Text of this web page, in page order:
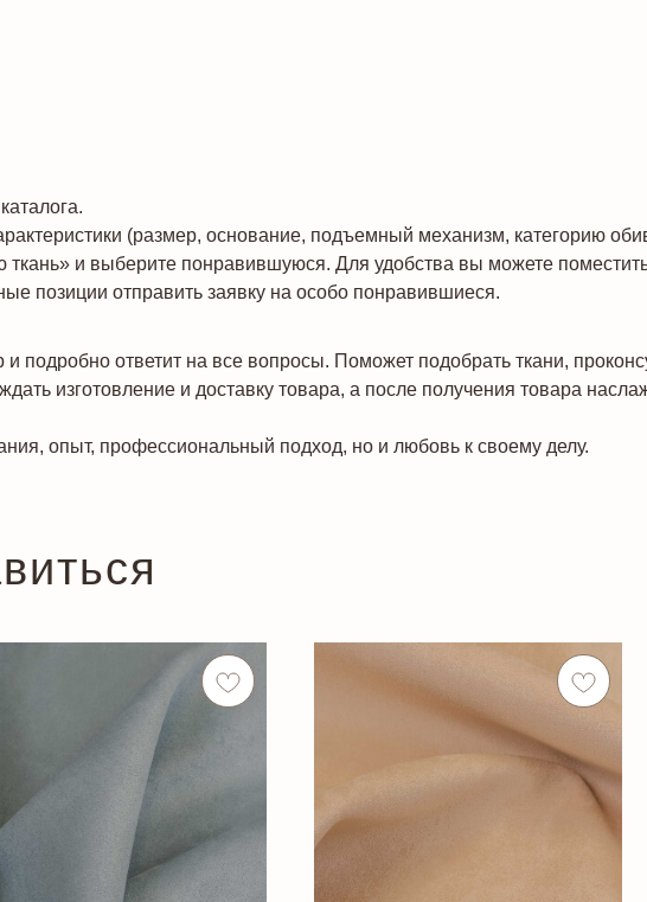
(размер, основание, подъемный механизм, категорию
и выберите понравившуюся. Для удобства вы можете
позиции отправить заявку на особо понравившиеся.
ответит на все вопросы. Поможет подобрать ткани,
изготовление и доставку товара, а после получения товара
опыт, профессиональный подход, но и любовь к своему делу.